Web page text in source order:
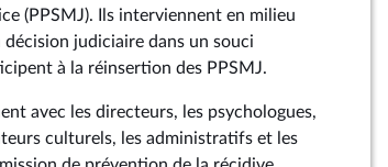
(PPSMJ). Ils interviennent en milieu
judiciaire dans un souci
à la réinsertion des PPSMJ.
avec les directeurs, les psychologues,
culturels, les administratifs et les